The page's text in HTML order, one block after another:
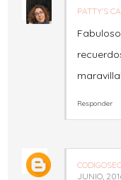
PATTY'S
Responder
JUNIO,